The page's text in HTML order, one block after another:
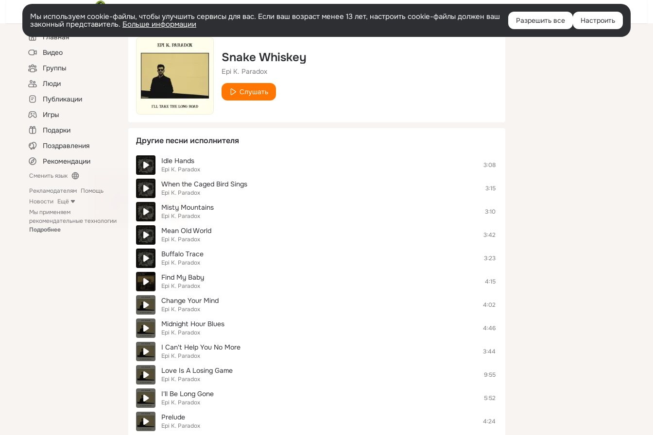
Войти
Мы используем cookie-файлы, чтобы улучшить сервисы для вас. Если ваш возраст менее 13 лет, настроить cookie-файлы должен ваш
законный представитель. Больше информации Разрешить все Настроить
Левая
колонкаГлавная
Видео
Группы
Люди
Публикации
Игры
Подарки
Поздравления
Рекомендации
Сменить язык
Рекламодателям Помощь
Новости Ещё
Мы применяем
рекомендательные технологии
Подробнее
Snake Whiskey
Epi K. Paradox
Слушать
Другие песни исполнителя
Idle Hands
Epi K. Paradox
3:08
When the Caged Bird Sings
Epi K. Paradox
3:15
Misty Mountains
Epi K. Paradox
3:10
Mean Old World
Epi K. Paradox
3:42
Buffalo Trace
Epi K. Paradox
3:23
Find My Baby
Epi K. Paradox
4:15
Change Your Mind
Epi K. Paradox
4:02
Midnight Hour Blues
Epi K. Paradox
4:46
I Can't Help You No More
Epi K. Paradox
3:44
Love Is A Losing Game
Epi K. Paradox
9:55
I'll Be Long Gone
Epi K. Paradox
5:52
Prelude
Epi K. Paradox
4:24